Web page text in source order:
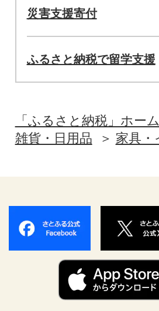
災害支援寄付
ふるさと納税で留学支援
「ふるさと納税」ホーム
雑貨・日用品
家具・